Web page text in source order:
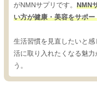
がNMNサプリです。 NMN
い方が健康・美容をサポ
生活習慣を見直したいと
活に取り入れたくなる魅
う。